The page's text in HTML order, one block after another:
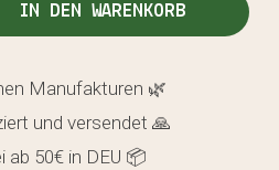
IN DEN WARENKORB
Manufakturen 🌿
und versendet 🙏
50€ in DEU 📦